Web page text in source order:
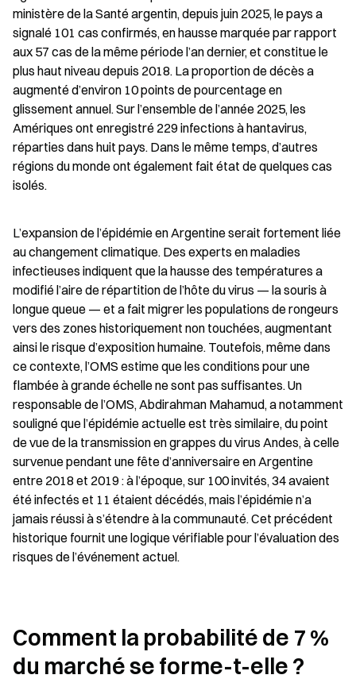
ministère de la Santé argentin, depuis juin 2025, le pays a
signalé 101 cas confirmés, en hausse marquée par rapport
aux 57 cas de la même période l’an dernier, et constitue le
plus haut niveau depuis 2018. La proportion de décès a
augmenté d’environ 10 points de pourcentage en
glissement annuel. Sur l’ensemble de l’année 2025, les
Amériques ont enregistré 229 infections à hantavirus,
réparties dans huit pays. Dans le même temps, d’autres
régions du monde ont également fait état de quelques cas
isolés.
L’expansion de l’épidémie en Argentine serait fortement liée
au changement climatique. Des experts en maladies
infectieuses indiquent que la hausse des températures a
modifié l’aire de répartition de l’hôte du virus — la souris à
longue queue — et a fait migrer les populations de rongeurs
vers des zones historiquement non touchées, augmentant
ainsi le risque d’exposition humaine. Toutefois, même dans
ce contexte, l’OMS estime que les conditions pour une
flambée à grande échelle ne sont pas suffisantes. Un
responsable de l’OMS, Abdirahman Mahamud, a notamment
souligné que l’épidémie actuelle est très similaire, du point
de vue de la transmission en grappes du virus Andes, à celle
survenue pendant une fête d’anniversaire en Argentine
entre 2018 et 2019 : à l’époque, sur 100 invités, 34 avaient
été infectés et 11 étaient décédés, mais l’épidémie n’a
jamais réussi à s’étendre à la communauté. Cet précédent
historique fournit une logique vérifiable pour l’évaluation des
risques de l’événement actuel.
Comment la probabilité de 7 %
du marché se forme-t-elle ?